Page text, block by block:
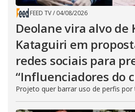
FEED TV/ 04/08/2026
Deolane vira alvo de
Kataguiri em
redes sociais para
“Influenciadores do
Projeto quer barrar uso de perfis por